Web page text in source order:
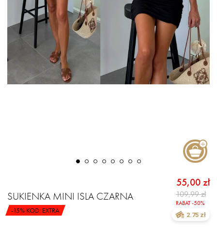
SUKIENKA MINI ISLA CZARNA
-15% KOD: EXTRA
55,00 zł
RABAT -50%
109,99 zł
2.75 zł